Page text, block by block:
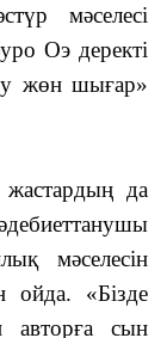
мәселесі
Оэ деректі
жөн шығар»
да
мәселесін
ойда. «Бізде
авторға сын